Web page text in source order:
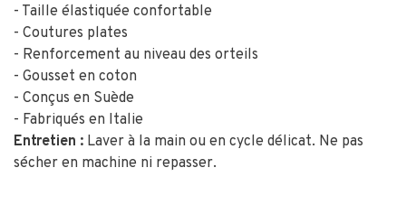
- Taille élastiquée confortable
- Coutures plates
- Renforcement au niveau des orteils
- Gousset en coton
- Conçus en Suède
- Fabriqués en Italie
Entretien : Laver à la main ou en cycle délicat. Ne pas
sécher en machine ni repasser.